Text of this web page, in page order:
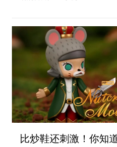
比炒鞋还刺激！你知